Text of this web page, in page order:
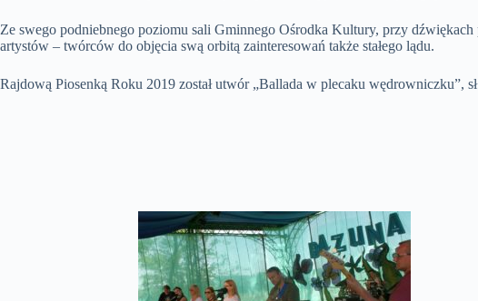
Ze swego podniebnego poziomu sali Gminnego Ośrodka Kultury, przy
artystów – twórców do objęcia swą orbitą zainteresowań także stałego lądu.
Rajdową Piosenką Roku 2019 został utwór „Ballada w plecaku wędrowniczku”,